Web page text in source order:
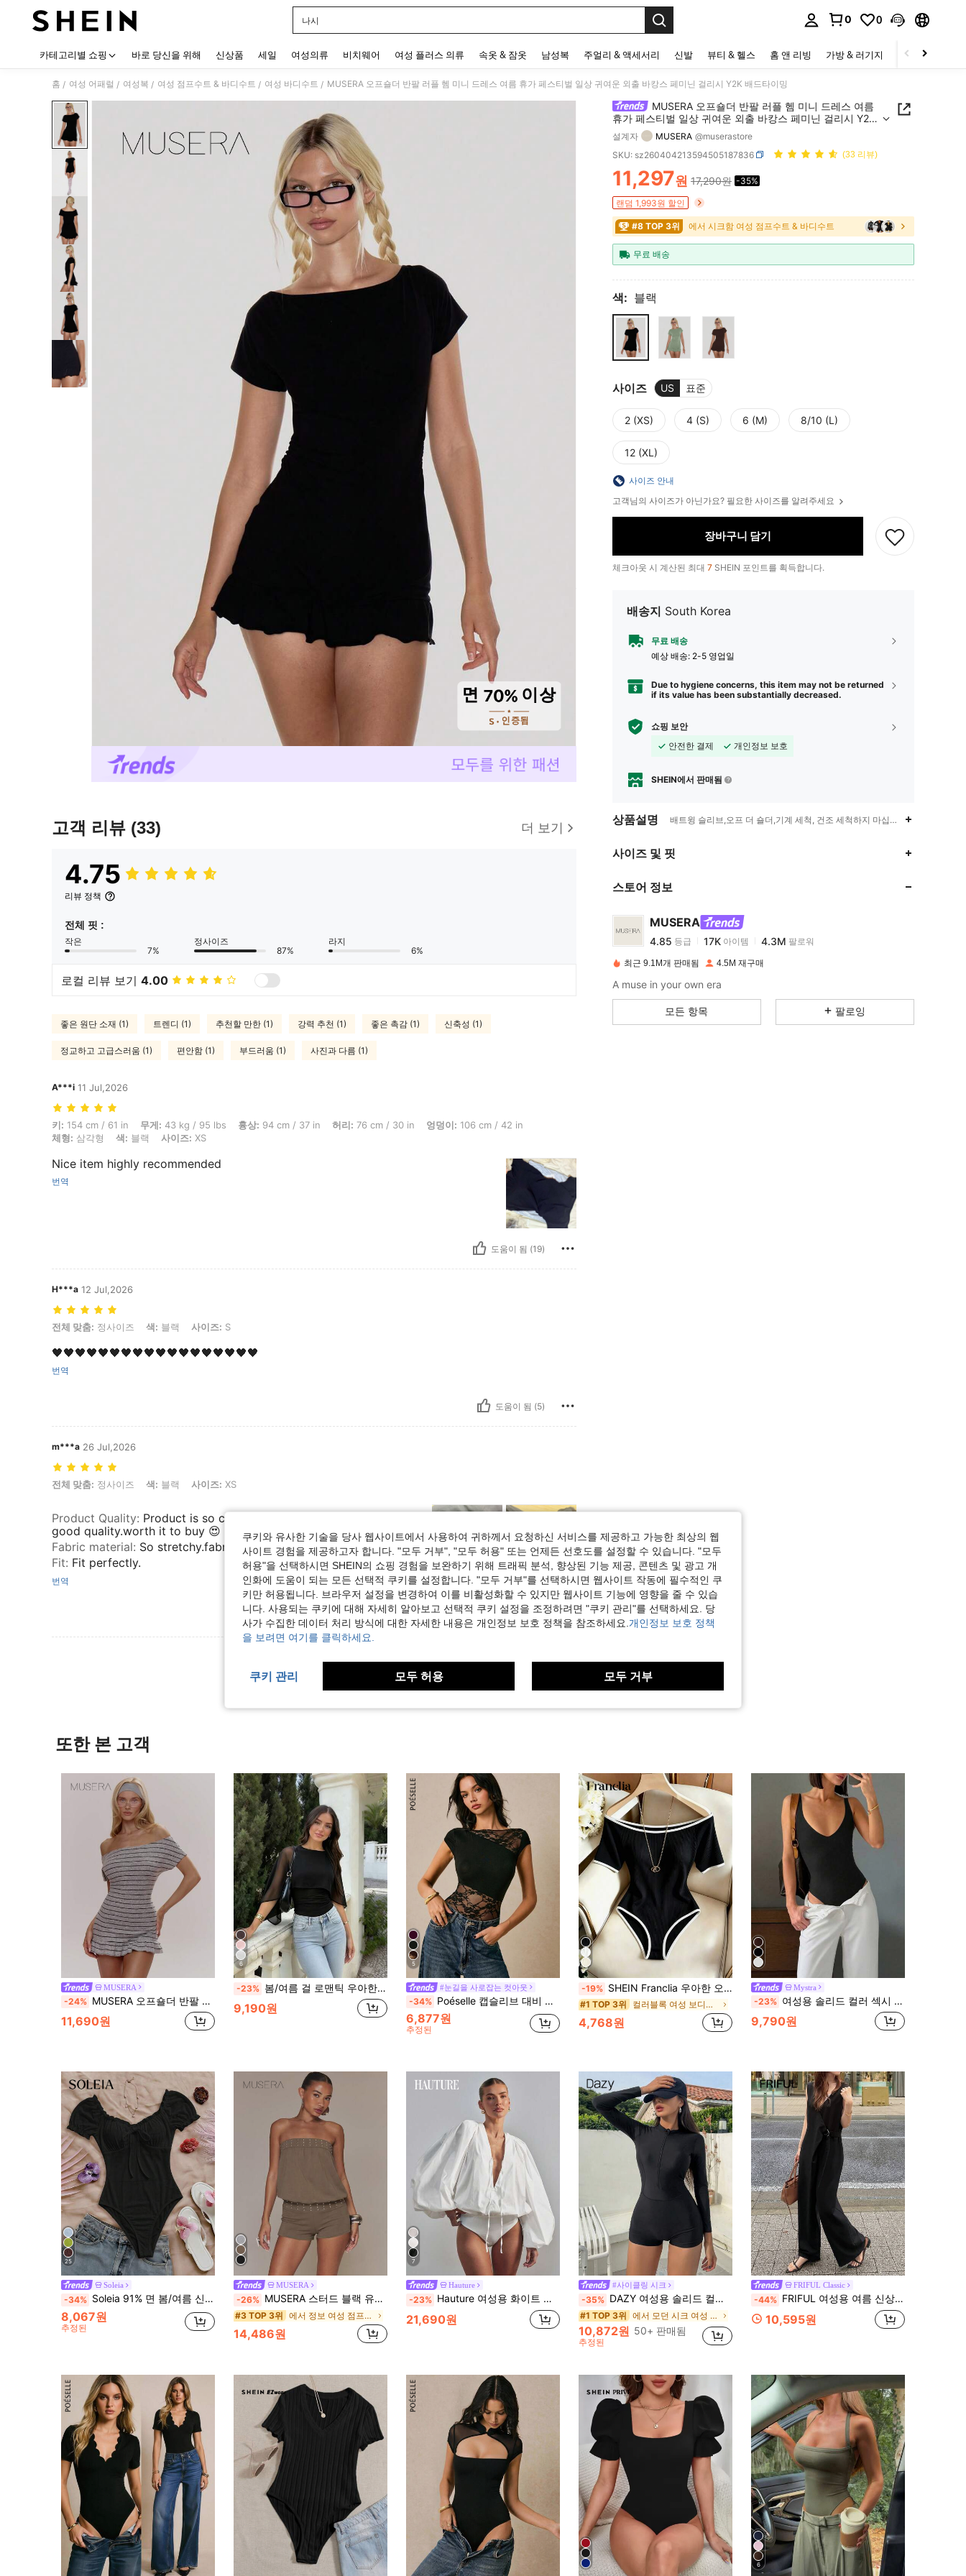
나시
0 0
카테고리별 쇼핑 바로 당신을 위해 신상품 세일 여성의류 비치웨어 여성 플러스 의류 속옷 & 잠옷 남성복 주얼리 & 액세서리 신발 뷰티 & 헬스 홈 앤 리빙 가방 & 러기지 스포츠 & 아웃
홈 / 여성 어패럴 / 여성복 / 여성 점프수트 & 바디수트 / 여성 바디수트 / MUSERA 오프숄더 반팔 러플 헴 미니 드레스 여름 휴가 페스티벌 일상 귀여운 외출 바캉스 페미닌 걸리시 Y2K 배드타이밍
고객 리뷰 (33) 더 보기
4.75
리뷰 정책
전체 핏 :
작은
7%
정사이즈
87%
라지
6%
로컬 리뷰 보기 4.00
좋은 원단 소재 (1) 트렌디 (1) 추천할 만한 (1) 강력 추천 (1) 좋은 촉감 (1) 신축성 (1)
정교하고 고급스러움 (1) 편안함 (1) 부드러움 (1) 사진과 다름 (1)
A***i 11 Jul,2026
키: 154 cm / 61 in, 무게: 43 kg / 95 lbs, 흉상: 94 cm / 37 in, 허리: 76 cm / 30 in, 엉덩이: 106 cm / 42 in, 체형: 삼각형, 색: 블랙, 사이즈: XS
키: 154 cm / 61 in 무게: 43 kg / 95 lbs 흉상: 94 cm / 37 in 허리: 76 cm / 30 in 엉덩이: 106 cm / 42 in
체형: 삼각형 색: 블랙 사이즈: XS
Nice item highly recommended
번역
도움이 됨 (19)
H***a 12 Jul,2026
전체 맞춤: 정사이즈, 색: 블랙, 사이즈: S
전체 맞춤: 정사이즈 색: 블랙 사이즈: S
🖤🖤🖤🖤🖤🖤🖤🖤🖤🖤🖤🖤🖤🖤🖤🖤🖤🖤
번역
도움이 됨 (5)
m***a 26 Jul,2026
전체 맞춤: 정사이즈, 색: 블랙, 사이즈: XS
전체 맞춤: 정사이즈 색: 블랙 사이즈: XS
Product Quality: Product is so cute.it also have cute safety pant😭🧡
good quality.worth it to buy 😍
Fabric material: So stretchy.fabric is so good😍I like it
Fit: Fit perfectly.
번역
도움이 됨 (4)
MUSERA 오프숄더 반팔 러플 헴 미니 드레스 여름
휴가 페스티벌 일상 귀여운 외출 바캉스 페미닌 걸리시 Y2K
배드타이밍
설계자 MUSERA @muserastore
SKU: sz260404213594505187836
(33 리뷰)
PRICE AND AVAILABILITY
11,297원 17,290원 -35%
랜덤 1,993원 할인
#8 TOP 3위 에서 시크함 여성 점프수트 & 바디수트
무료 배송
색: 블랙
사이즈 US 표준
2 (XS) 4 (S) 6 (M) 8/10 (L)
12 (XL)
사이즈 안내
고객님의 사이즈가 아닌가요? 필요한 사이즈를 알려주세요
장바구니 담기
체크아웃 시 계산된 최대 7 SHEIN 포인트를 획득합니다.
배송지 South Korea
무료 배송
예상 배송: 2-5 영업일
Due to hygiene concerns, this item may not be returned
if its value has been substantially decreased.
쇼핑 보안
안전한 결제
개인정보 보호
SHEIN에서 판매됨
상품설명 배트윙 슬리브,오프 더 숄더,기계 세척, 건조 세척하지 마십시오.
사이즈 및 핏
스토어 정보
MUSERA
4.85
4.85
17K아이템
a***k 이(가)하루 전에지불됨
4.85 17K
최근 9.1M개 판매됨 4.5M 재구매
A muse in your own era
모든 항목 팔로잉
또한 본 고객
MUSERA
-24% MUSERA 오프숄더 반팔 스트라이프 러플 헴 스커트 미니 드레스 귀여운 소녀 섹시한 봄 외출 데일리 봄 의상 슈가 스위즐 여름 휴가 축제 Y2K
11,690원
6
-23% 봄/여름 걸 로맨틱 우아한 패션 쉬폰 케이프 디자인 니트 러쉬드 안감 바디콘 바디수트 데이트 파티용 블랙 데이트 나이트 걸스 나이트 아웃
9,190원
5
#눈길을 사로잡는 컷아웃
-34% Poéselle 캡슬리브 대비 레이스 바디수트, 슬림 핏 & 섹시한 여성용
6,877원
추정된
-19% SHEIN Franclia 우아한 오프숄더 컬러블록 텍스처 슬림핏 허리 밴딩 여성 바디수트 출퇴근 패션 캐주얼 휴가 연회 파티용
#1 TOP 3위 컬러블록 여성 보디슈트
4,768원
Mystra
-23% 여성용 솔리드 컬러 섹시 캐미솔 바디수트, 무대와 콘서트에 적합한 블랙 여름
9,790원
25
Soleia
-34% Soleia 91% 면 봄/여름 신상 캐주얼 휴가 웨스턴 비치 웨딩 게스트 의상 졸업 브런치 룩, 성 패트릭의 날 봄방학 부활절 뮤직 페스티벌 우아한 보헤미안 트로피컬 니트 퍼프 소매 러플 헴 바디수트, 발렌타인데이
8,067원
추정된
MUSERA
-26% MUSERA 스터드 블랙 유니타드 롬퍼 밴도 바르도 봄 여름 휴가 여행 보헤미안 이비자 우아한
#3 TOP 3위 에서 정보 여성 점프수트 & 바디수트
14,486원
7
Hauture
-23% Hauture 여성용 화이트 여름 우아한 파티 나이트 바디수트, 볼륨감 있는 벌룬 긴팔 딥 브이넥 퍼프 탑, 오피스웨어 블라우스, 여성용 휴가 의상
21,690원
#사이클링 시크
-35% DAZY 여성용 솔리드 컬러 수영복, 여름 해변 휴가 의상용
#1 TOP 3위 에서 모던 시크 여성 점프수트 & 바디수트
10,872원 50+ 판매됨
추정된
FRIFUL Classic
-44% FRIFUL 여성용 여름 신상 솔리드 컬러 레이어드 허리 D링 벨트 루즈핏 캐주얼 다용도 점프수트
10,595원
6
쿠키와 유사한 기술을 당사 웹사이트에서 사용하여 귀하께서 요청하신 서비스를 제공하고 가능한 최상의 웹
사이트 경험을 제공하고자 합니다. "모두 거부", "모두 허용" 또는 언제든 선호도를 설정할 수 있습니다. "모두
허용"을 선택하시면 SHEIN의 쇼핑 경험을 보완하기 위해 트래픽 분석, 향상된 기능 제공, 콘텐츠 및 광고 개
인화에 도움이 되는 모든 선택적 쿠키를 설정합니다. "모두 거부"를 선택하시면 웹사이트 작동에 필수적인 쿠
키만 허용됩니다. 브라우저 설정을 변경하여 이를 비활성화할 수 있지만 웹사이트 기능에 영향을 줄 수 있습
니다. 사용되는 쿠키에 대해 자세히 알아보고 선택적 쿠키 설정을 조정하려면 "쿠키 관리"를 선택하세요. 당
사가 수집한 데이터 처리 방식에 대한 자세한 내용은 개인정보 보호 정책을 참조하세요. 개인정보 보호 정책
을 보려면 여기를 클릭하세요.
쿠키 관리 모두 허용 모두 거부